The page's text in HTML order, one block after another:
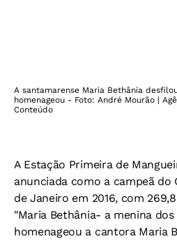
A santamarense Maria Bethânia
homenageou - Foto: André Mourão |
Conteúdo
A Estação Primeira de
anunciada como a campeã do
de Janeiro em 2016, com
"Maria Bethânia- a menina dos
homenageou a cantora Maria